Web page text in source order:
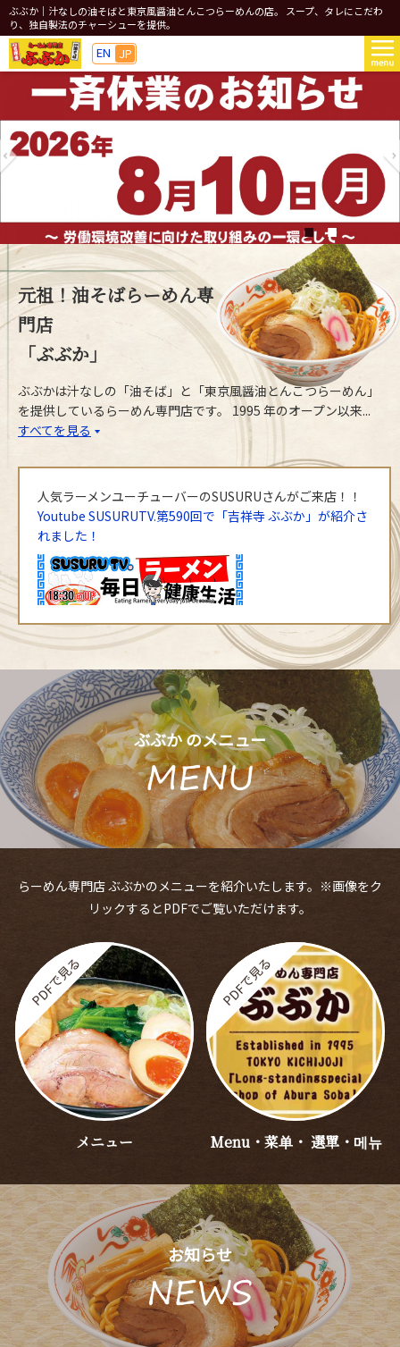
ぶぶか｜汁なしの油そばと東京風醤油とんこつらーめんの店。 スープ、タレにこだわ
り、独自製法のチャーシューを提供。
EN JP
元祖！油そばらーめん専
門店
「ぶぶか」
ぶぶかは汁なしの「油そば」と「東京風醤油とんこつらーめん」
を提供しているらーめん専門店です。 1995 年のオープン以来...
すべてを見る
人気ラーメンユーチューバーのSUSURUさんがご来店！！
Youtube SUSURUTV.第590回で「吉祥寺 ぶぶか」が紹介さ
れました！
ぶぶか のメニュー
らーめん専門店 ぶぶかのメニューを紹介いたします。※画像をク
リックするとPDFでご覧いただけます。
メニュー Menu・菜单・ 選單・메뉴
お知らせ